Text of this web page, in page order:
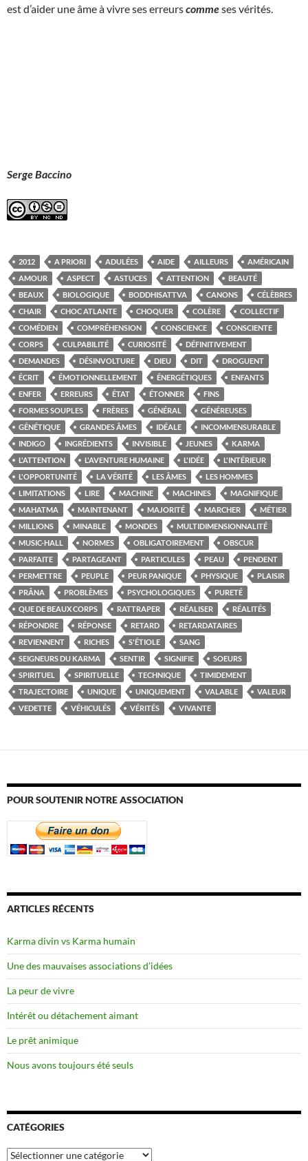
est d’aider une âme à vivre ses erreurscommeses vérités.
Serge Baccino
2012 A PRIORI ADULÉES AIDE AILLEURS
AMÉRICAIN
AMOUR
ASPECT ASTUCES ATTENTION
BEAUTÉ
BEAUX
BIOLOGIQUE BODDHISATTVA CANONS
CÉLÈBRES
CHAIR
CHOC ATLANTE CHOQUER COLÈRE
COLLECTIF
COMÉDIEN
COMPRÉHENSION CONSCIENCE
CONSCIENTE
CORPS
CULPABILITÉ CURIOSITÉ
DÉFINITIVEMENT
DEMANDES
DÉSINVOLTURE DIEU DIT
DROGUENT
ÉCRIT
ÉMOTIONNELLEMENT ÉNERGÉTIQUES
ENFANTS
ENFER
ERREURS ÉTAT ÉTONNER
FINS
FORMES SOUPLES
FRÈRES GÉNÉRAL
GÉNÉREUSES
GÉNÉTIQUE
GRANDES ÂMES IDÉALE
INCOMMENSURABLE
INDIGO
INGRÉDIENTS INVISIBLE JEUNES
KARMA
L'ATTENTION
L'AVENTURE HUMAINE L'IDÉE
L'INTÉRIEUR
L'OPPORTUNITÉ
LA VÉRITÉ LES ÂMES
LES HOMMES
LIMITATIONS
LIRE MACHINE MACHINES
MAGNIFIQUE
MAHATMA
MAINTENANT MAJORITÉ MARCHER
MÉTIER
MILLIONS
MINABLE MONDES
MULTIDIMENSIONNALITÉ
MUSIC-HALL
NORMES OBLIGATOIREMENT
OBSCUR
PARFAITE
PARTAGEANT PARTICULES PEAU
PENDENT
PERMETTRE
PEUPLE PEUR PANIQUE PHYSIQUE
PLAISIR
PRÂNA
PROBLÈMES PSYCHOLOGIQUES
PURETÉ
QUE DE BEAUX CORPS
RATTRAPER RÉALISER
RÉALITÉS
RÉPONDRE
RÉPONSE RETARD
RETARDATAIRES
REVIENNENT
RICHES S'ÉTIOLE
SANG
SEIGNEURS DU KARMA
SENTIR SIGNIFIE
SOEURS
SPIRITUEL
SPIRITUELLE TECHNIQUE
TIMIDEMENT
TRAJECTOIRE
UNIQUE UNIQUEMENT VALABLE
VALEUR
VEDETTE
VÉHICULÉS VÉRITÉS VIVANTE
POUR SOUTENIR NOTRE ASSOCIATION
ARTICLES RÉCENTS
Karma divin vs Karma humain
Une des mauvaises associations d’idées
La peur de vivre
Intérêt ou détachement aimant
Le prêt animique
Nous avons toujours été seuls
CATÉGORIES
Catégories